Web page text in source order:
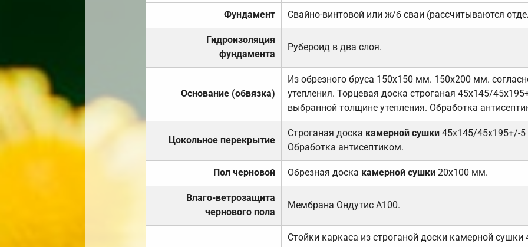
Фундамент Свайно-винтовой или ж/б сваи (рассчитываются
Гидроизоляция
фундамента
Рубероид в два слоя.
Основание (обвязка)
Из обрезного бруса 150х150 мм. 150х200 мм.
утепления. Торцевая доска строганая 45х145/
выбранной толщине утепления. Обработка
Цокольное перекрытие
Строганая доска камерной сушки 45х145/45х195+/-
Обработка антисептиком.
Пол черновой Обрезная доска камерной сушки20х100 мм.
Влаго-ветрозащита
чернового пола
Мембрана Ондутис А100.
Стойки каркаса из строганой доски камерной